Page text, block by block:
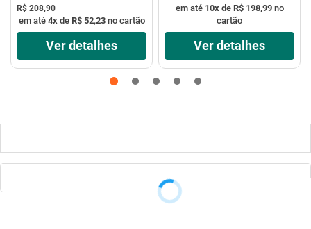
R$ 208,90
em até 4xde R$ 52,23no cartão
Ver detalhes
em até 10xde R$ 198,99no
cartão
Ver detalhes